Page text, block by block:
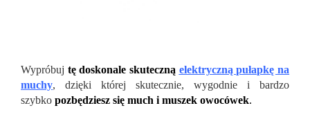
Wypróbuj tę doskonale skuteczną elektryczną pułapkę na
muchy, dzięki której skutecznie, wygodnie i bardzo
szybko pozbędziesz się much i muszek owocówek.